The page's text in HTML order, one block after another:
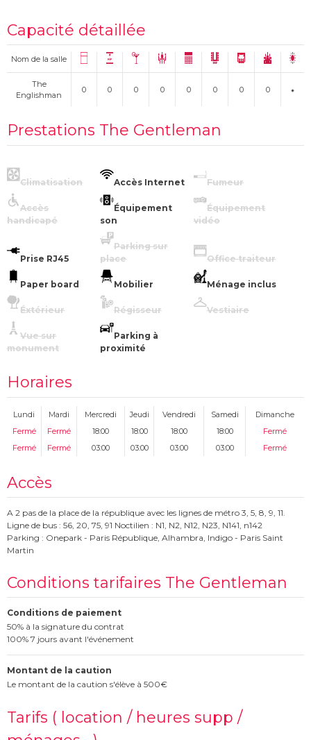
Capacité détaillée
Nom de la salle
The
Englishman
0 0 0 0 0 0 0 0
Prestations The Gentleman
Climatisation Accès Internet Fumeur
Accès
handicapé
Équipement
son
Équipement
vidéo
Prise RJ45
Parking sur
place
Office traiteur
Paper board Mobilier Ménage inclus
Éxtérieur Régisseur Vestiaire
Vue sur
monument
Parking à
proximité
Horaires
Lundi Mardi Mercredi Jeudi Vendredi Samedi
Dimanche
Fermé
Fermé 18:00 18:00 18:00 18:00
Fermé
Fermé
Fermé 03:00 03:00 03:00 03:00 Fermé
Accès
A 2 pas de la place de la république avec les lignes de métro 3, 5, 8, 9, 11.
Ligne de bus : 56, 20, 75, 91 Noctilien : N1, N2, N12, N23, N141, n142
Parking : Onepark - Paris République, Alhambra, Indigo - Paris Saint
Martin
Conditions tarifaires The Gentleman
Conditions de paiement
50% à la signature du contrat
100% 7 jours avant l'événement
Montant de la caution
Le montant de la caution s'élève à 500€
Tarifs ( location / heures supp /